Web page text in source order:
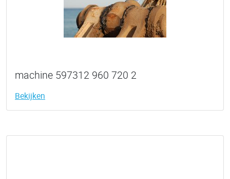
machine 597312 960 720 2
Bekijken